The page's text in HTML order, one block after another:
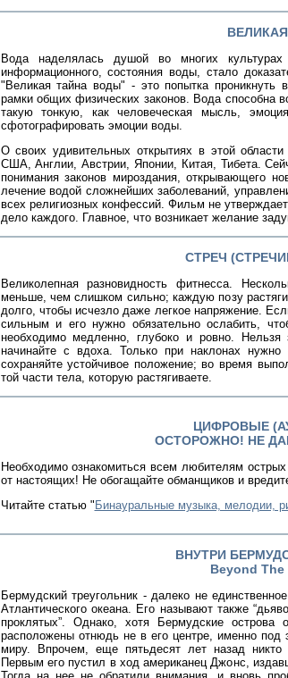
Вода наделялась душой во многих
информационного, состояния воды, стало
"Великая тайна воды" - это попытка
рамки общих физических законов. Вода способна
такую тонкую, как человеческая мысль,
сфотографировать эмоции воды.
О своих удивительных открытиях в этой
США, Англии, Австрии, Японии, Китая, Тибета.
понимания законов мироздания, открывающего
лечение водой сложнейших заболеваний,
всех религиозных конфессий. Фильм не
дело каждого. Главное, что возникает желание
СТРЕЧ
Великолепная разновидность фитнесса.
меньше, чем слишком сильно; каждую позу
долго, чтобы исчезло даже легкое напряжение.
сильным и его нужно обязательно ослабить,
необходимо медленно, глубоко и ровно.
начинайте с вдоха. Только при наклонах
сохраняйте устойчивое положение; во время
той части тела, которую растягиваете.
ЦИФРОВЫЕ
ОСТОРОЖНО! НЕ
Необходимо ознакомиться всем любителям
от настоящих! Не обогащайте обманщиков и
Читайте статью " Бинауральные музыка, мелодии,
ВНУТРИ
Beyond The
Бермудский треугольник - далеко не
Атлантического океана. Его называют также
проклятых”. Однако, хотя Бермудские
расположены отнюдь не в его центре, именно под
миру. Впрочем, еще пятьдесят лет назад никто
Первым его пустил в ход американец Джонс,